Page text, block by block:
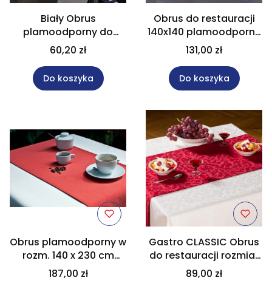
Biały Obrus
plamoodporny do
restauracji 140x140
60,20 zł
Do koszyka
Obrus do restauracji
140x140 plamoodporny
Gastro HT
131,00 zł
Do koszyka
Obrus plamoodporny w
rozm. 140 x 230 cm
Gastro HT
187,00 zł
Gastro CLASSIC Obrus
do restauracji rozmiar
140x140 cm
89,00 zł